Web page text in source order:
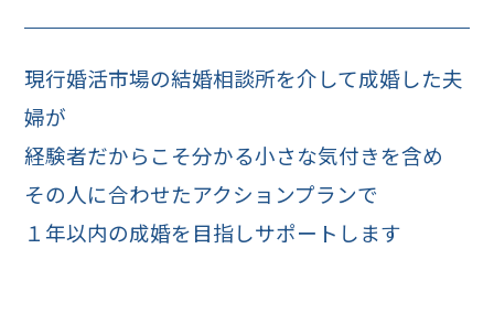
現行婚活市場の結婚相談所を介して成婚した夫
婦が
経験者だからこそ分かる小さな気付きを含め
その人に合わせたアクションプランで
１年以内の成婚を目指しサポートします